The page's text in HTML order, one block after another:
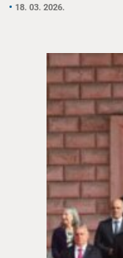
18. 03. 2026.